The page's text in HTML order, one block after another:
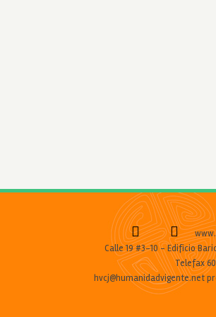
Calle 19 #3-10 - Edificio
Telefax
hvcj@humanidadvigente.net